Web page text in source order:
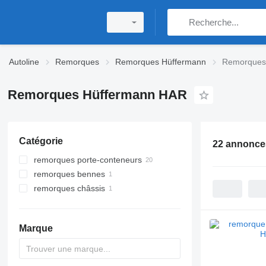
Autoline Remorques Remorques Hüffermann
Remorques Hüffermann HAR
Catégorie
remorques porte-conteneurs
remorques bennes
remorques châssis
Marque
22